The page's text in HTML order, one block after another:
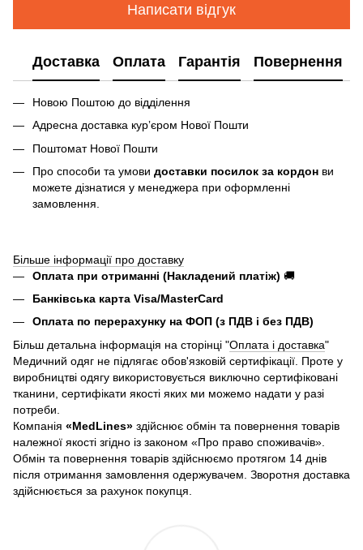
Написати відгук
Доставка Оплата Гарантія Повернення
Новою Поштою до відділення
Адресна доставка курʼєром Нової Пошти
Поштомат Нової Пошти
Про способи та умови доставки посилок за кордон ви
можете дізнатися у менеджера при оформленні
замовлення.
Більше інформації про доставку
Оплата при отриманні (Накладений платіж) 🚚
Банківська карта Visa/MasterCard
Оплата по перерахунку на ФОП (з ПДВ і без ПДВ)
Більш детальна інформація на сторінці "Оплата і доставка"
Медичний одяг не підлягає обов'язковій сертифікації. Проте у
виробництві одягу використовується виключно сертифіковані
тканини, сертифікати якості яких ми можемо надати у разі
потреби.
Компанія «MedLines» здійснює обмін та повернення товарів
належної якості згідно із законом «Про право споживачів».
Обмін та повернення товарів здійснюємо протягом 14 днів
після отримання замовлення одержувачем. Зворотня доставка
здійснюється за рахунок покупця.